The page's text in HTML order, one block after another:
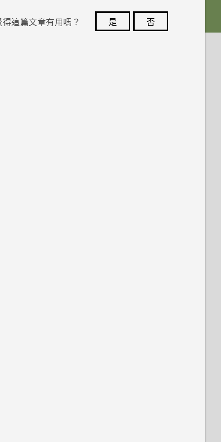
得這篇文章有用嗎？ 是
否